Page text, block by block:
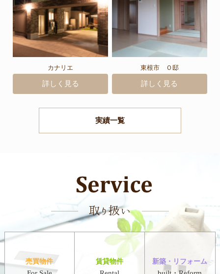
カナリエ
詳しく見る
東根市 Ｏ邸
詳しく見る
実績一覧
売買物件 賃貸物件 新築・リフォーム